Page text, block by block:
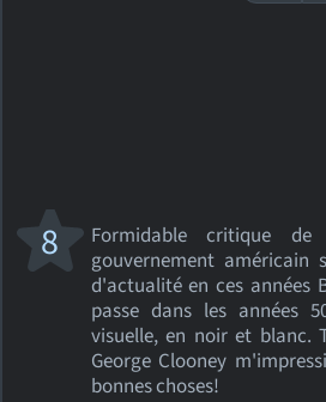
Formidable critique
gouvernement américain
d'actualité en ces années
passe dans les années
visuelle, en noir et blanc.
George Clooney
bonnes choses!
8